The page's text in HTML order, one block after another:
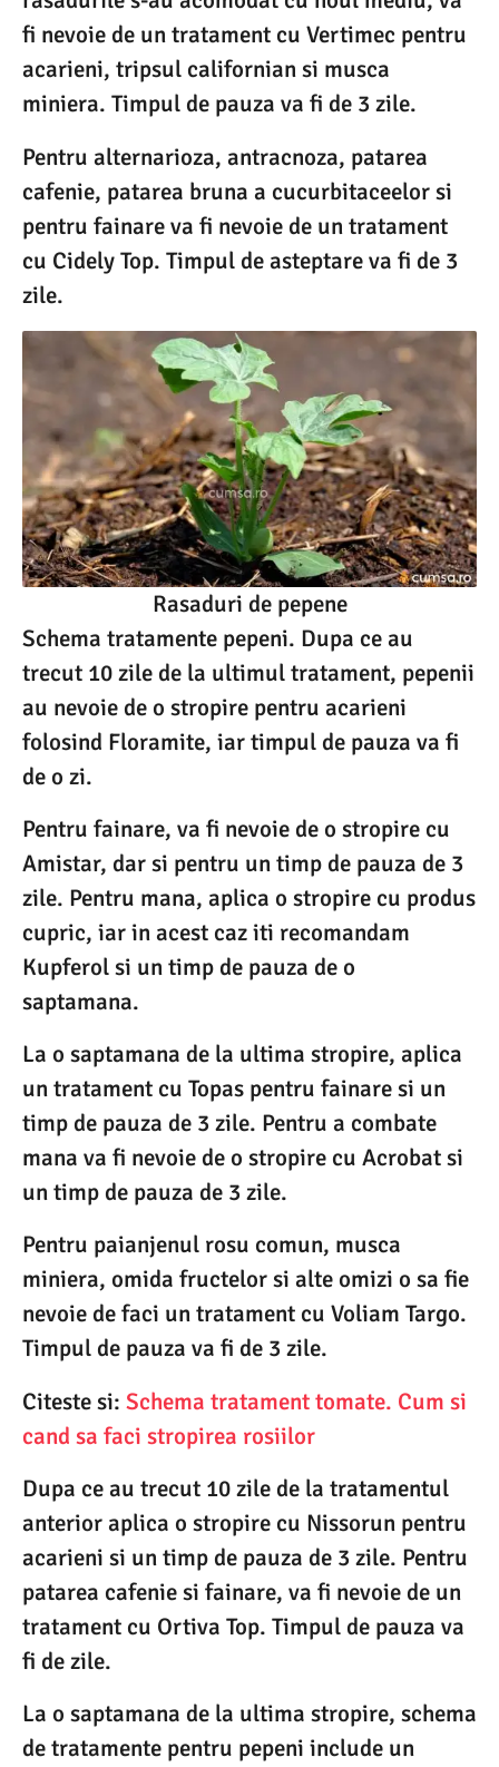
fi nevoie de un tratament cu Vertimec pentru
acarieni, tripsul californian si musca
miniera. Timpul de pauza va fi de 3 zile.
Pentru alternarioza, antracnoza, patarea
cafenie, patarea bruna a cucurbitaceelor si
pentru fainare va fi nevoie de un tratament
cu Cidely Top. Timpul de asteptare va fi de 3
zile.
Rasaduri de pepene
Schema tratamente pepeni. Dupa ce au
trecut 10 zile de la ultimul tratament, pepenii
au nevoie de o stropire pentru acarieni
folosind Floramite, iar timpul de pauza va fi
de o zi.
Pentru fainare, va fi nevoie de o stropire cu
Amistar, dar si pentru un timp de pauza de 3
zile. Pentru mana, aplica o stropire cu produs
cupric, iar in acest caz iti recomandam
Kupferol si un timp de pauza de o
saptamana.
La o saptamana de la ultima stropire, aplica
un tratament cu Topas pentru fainare si un
timp de pauza de 3 zile. Pentru a combate
mana va fi nevoie de o stropire cu Acrobat si
un timp de pauza de 3 zile.
Pentru paianjenul rosu comun, musca
miniera, omida fructelor si alte omizi o sa fie
nevoie de faci un tratament cu Voliam Targo.
Timpul de pauza va fi de 3 zile.
Citeste si: Schema tratament tomate. Cum si
cand sa faci stropirea rosiilor
Dupa ce au trecut 10 zile de la tratamentul
anterior aplica o stropire cu Nissorun pentru
acarieni si un timp de pauza de 3 zile. Pentru
patarea cafenie si fainare, va fi nevoie de un
tratament cu Ortiva Top. Timpul de pauza va
fi de zile.
La o saptamana de la ultima stropire, schema
de tratamente pentru pepeni include un